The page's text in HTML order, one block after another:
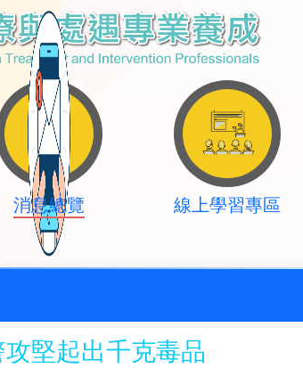
消息總覽 線上學習專區
堅起出千克毒品